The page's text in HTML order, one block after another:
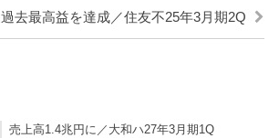
過去最高益を達成／住友不25年3月期2Q
売上高1.4兆円に／大和ハ27年3月期1Q